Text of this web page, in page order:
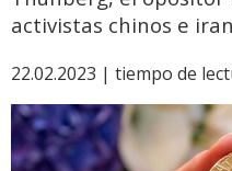
activistas chinos e
22.02.2023 | tiempo de